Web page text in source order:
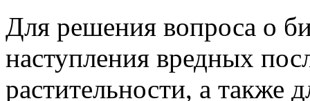
Для решения вопроса о
наступления вредных
растительности, а также